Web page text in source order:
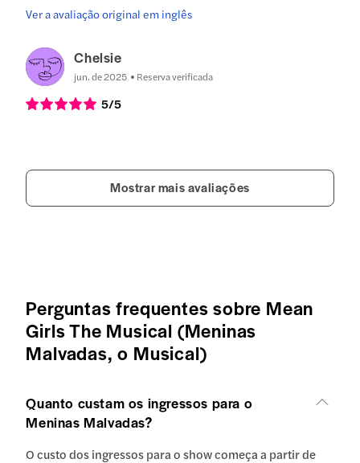
Ver a avaliação original em inglês
Chelsie
jun. de 2025 Reserva verificada
5/5
Mostrar mais avaliações
Perguntas frequentes sobre Mean
Girls The Musical (Meninas
Malvadas, o Musical)
Quanto custam os ingressos para o
Meninas Malvadas?
O custo dos ingressos para o show começa a partir de